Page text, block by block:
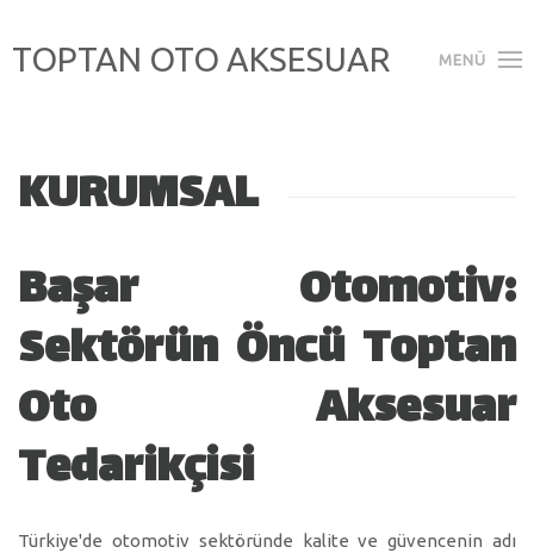
TOPTAN OTO AKSESUAR MENÜ
KURUMSAL
Başar Otomotiv:
Sektörün Öncü Toptan
Oto Aksesuar
Tedarikçisi
Türkiye'de otomotiv sektöründe kalite ve güvencenin adı